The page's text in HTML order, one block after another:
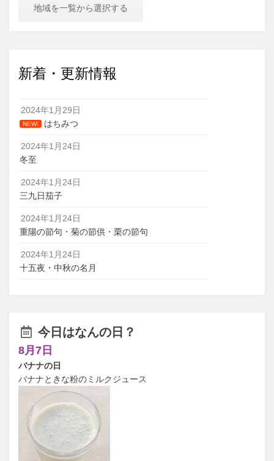
地域を一覧から選択する
新着・更新情報
2024年1月29日
NEW! はちみつ
2024年1月24日
冬至
2024年1月24日
三九日茄子
2024年1月24日
重陽の節句・菊の節供・栗の節句
2024年1月24日
十五夜・中秋の名月
今日はなんの日？
8月7日
バナナの日
バナナときな粉のミルクジュース